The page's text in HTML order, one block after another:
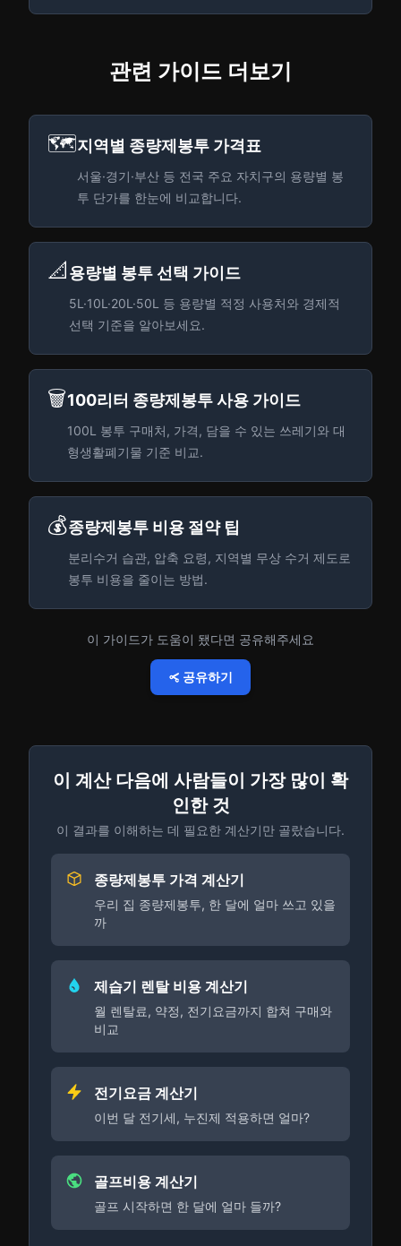
관련 가이드 더보기
🗺️지역별 종량제봉투 가격표
서울·경기·부산 등 전국 주요 자치구의 용량별 봉
투 단가를 한눈에 비교합니다.
📐 용량별 봉투 선택 가이드
5L·10L·20L·50L 등 용량별 적정 사용처와 경제적
선택 기준을 알아보세요.
🗑️100리터 종량제봉투 사용 가이드
100L 봉투 구매처, 가격, 담을 수 있는 쓰레기와 대
형생활폐기물 기준 비교.
💰종량제봉투 비용 절약 팁
분리수거 습관, 압축 요령, 지역별 무상 수거 제도로
봉투 비용을 줄이는 방법.
이 가이드가 도움이 됐다면 공유해주세요
공유하기
이 계산 다음에 사람들이 가장 많이 확
인한 것
이 결과를 이해하는 데 필요한 계산기만 골랐습니다.
종량제봉투 가격 계산기
우리 집 종량제봉투, 한 달에 얼마 쓰고 있을
까
제습기 렌탈 비용 계산기
월 렌탈료, 약정, 전기요금까지 합쳐 구매와
비교
전기요금 계산기
이번 달 전기세, 누진제 적용하면 얼마?
골프비용 계산기
골프 시작하면 한 달에 얼마 들까?